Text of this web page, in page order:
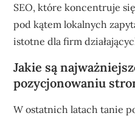
SEO, które koncentruje
pod kątem lokalnych
istotne dla firm
Jakie są
pozycjonowaniu
W ostatnich latach tanie